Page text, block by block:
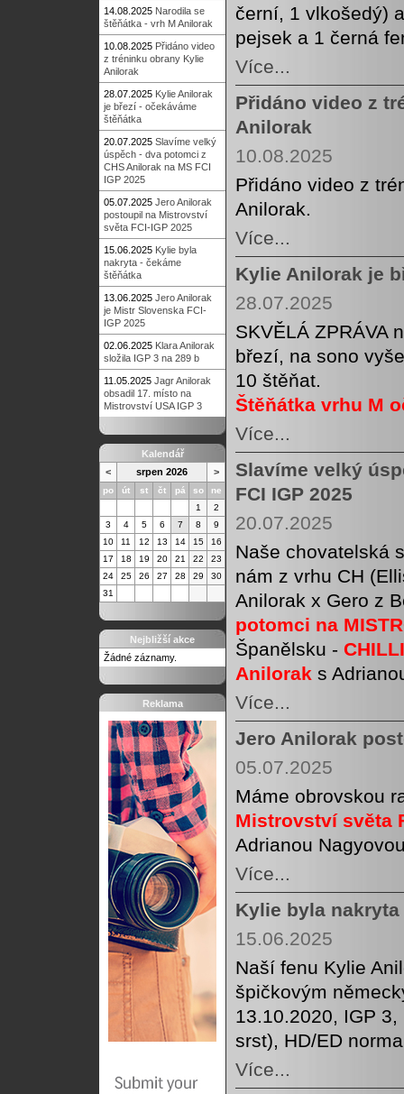
14.08.2025 Narodila se
štěňátka - vrh M Anilorak
10.08.2025 Přidáno video
z tréninku obrany Kylie
Anilorak
28.07.2025 Kylie Anilorak
je březí - očekáváme
štěňátka
20.07.2025 Slavíme velký
úspěch - dva potomci z
CHS Anilorak na MS FCI
IGP 2025
05.07.2025 Jero Anilorak
postoupil na Mistrovství
světa FCI-IGP 2025
15.06.2025 Kylie byla
nakryta - čekáme
štěňátka
13.06.2025 Jero Anilorak
je Mistr Slovenska FCI-
IGP 2025
02.06.2025 Klara Anilorak
složila IGP 3 na 289 b
11.05.2025 Jagr Anilorak
obsadil 17. místo na
Mistrovství USA IGP 3
Kalendář
<
srpen 2026 >
po út st čt pá so
ne
1
2
3
4 5 6 7 8
9
10
11 12 13 14 15
16
17
18 19 20 21 22
23
24
25 26 27 28 29
30
31
Nejbližší akce
Žádné záznamy.
Reklama
černí, 1 vlkošedý)
pejsek a 1 černá
Více...
Přidáno video z
Anilorak
10.08.2025
Přidáno video z
Anilorak.
Více...
Kylie Anilorak je
28.07.2025
SKVĚLÁ ZPRÁVA
březí, na sono
10 štěňat.
Štěňátka vrhu M
Více...
Slavíme velký
FCI IGP 2025
20.07.2025
Naše chovatelská
nám z vrhu CH
Anilorak x Gero z
potomci na
Španělsku -
Anilorak s
Více...
Jero Anilorak
05.07.2025
Máme obrovskou
Mistrovství světa
Adrianou
Více...
Kylie byla
15.06.2025
Naší fenu Kylie
špičkovým
13.10.2020, IGP
srst), HD/ED
Více...